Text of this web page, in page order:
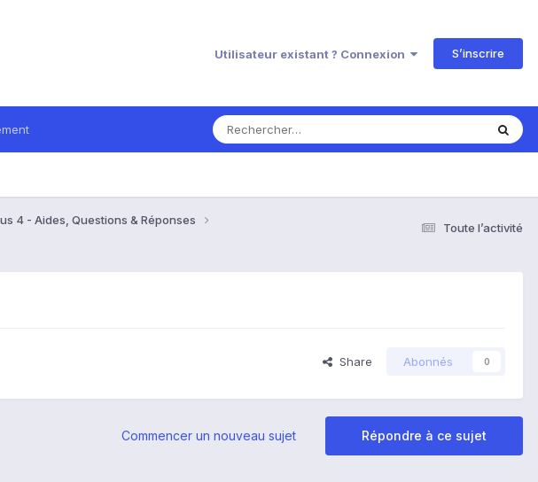
Utilisateur existant ? Connexion S’inscrire
Toute l’activité
4 - Aides, Questions & Réponses
Share Abonnés 0
Répondre à ce sujet
Commencer un nouveau sujet